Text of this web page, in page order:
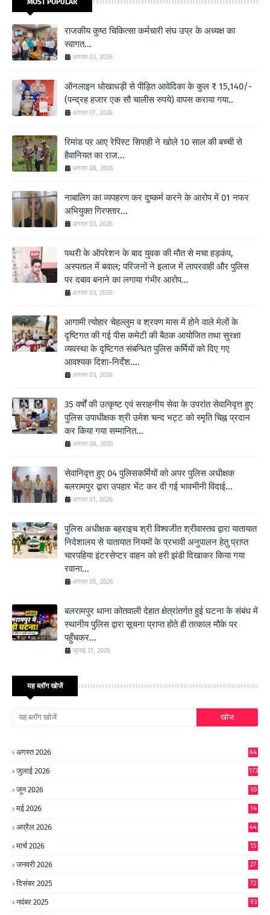
राजकीय कुष्ठ चिकित्सा कर्मचारी संघ उप्र के अध्यक्ष का
स्वागत...
अगस्त 03, 2026
ऑनलाइन धोखाधड़ी से पीड़ित आवेदिका के कुल ₹ 15,140/-
(पन्द्रह हजार एक सौ चालीस रुपये) वापस कराया गया..
अगस्त 07, 2026
रिमांड पऱ आए रेपिस्ट सिपाही ने खोले 10 साल की बच्ची से
हैवानियत का राज...
अगस्त 06, 2026
नाबालिग का व्यपहरण कर दुष्कर्म करने के आरोप में 01 नफर
अभियुक्त गिरफ्तार...
अगस्त 03, 2026
पथरी के ऑपरेशन के बाद युवक की मौत से मचा हड़कंप,
अस्पताल में बवाल; परिजनों ने इलाज में लापरवाही और पुलिस
पर दबाव बनाने का लगाया गंभीर आरोप...
अगस्त 03, 2026
आगामी त्योहार चेहल्लुम व श्रवण मास में होने वाले मेलों के
दृष्टिगत की गई पीस कमेटी की बैठक आयोजित तथा सुरक्षा
व्यवस्था के दृष्टिगत संबन्धित पुलिस कर्मियों को दिए गए
आवश्यक दिशा-निर्देश....
अगस्त 03, 2026
35 वर्षों की उत्कृष्ट एवं सराहनीय सेवा के उपरांत सेवानिवृत्त हुए
पुलिस उपाधीक्षक श्री उमेश चन्द भट्ट को स्मृति चिह्न प्रदान
कर किया गया सम्मानित...
अगस्त 06, 2026
सेवानिवृत्त हुए 04 पुलिसकर्मियों को अपर पुलिस अधीक्षक
बलरामपुर द्वारा उपहार भेंट कर दी गई भावभीनी विदाई...
अगस्त 01, 2026
पुलिस अधीक्षक बहराइच श्री विश्वजीत श्रीवास्तव द्वारा यातायात
निदेशालय से यातायात नियमों के प्रभावी अनुपालन हेतु प्राप्त
चारपहिया इंटरसेप्टर वाहन को हरी झंडी दिखाकर किया गया
रवाना...
अगस्त 05, 2026
बलरामपुर थाना कोतवाली देहात क्षेत्रांतर्गत हुई घटना के संबंध में
स्थानीय पुलिस द्वारा सूचना प्राप्त होते ही तत्काल मौके पर
पहुँचकर...
जुलाई 31, 2026
यह ब्लॉग खोजें
अगस्त 2026 64
जुलाई 2026 173
जून 2026
10
मई 2026
14
अप्रैल 2026 44
मार्च 2026 15
जनवरी 2026 27
दिसंबर 2025 72
नवंबर 2025 93